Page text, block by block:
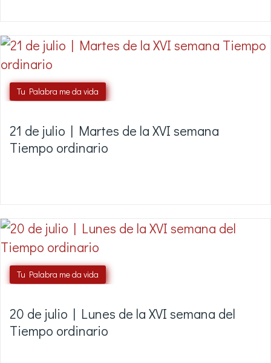
Tu Palabra me da vida
21 de julio | Martes de la XVI semana
Tiempo ordinario
Tu Palabra me da vida
20 de julio | Lunes de la XVI semana del
Tiempo ordinario